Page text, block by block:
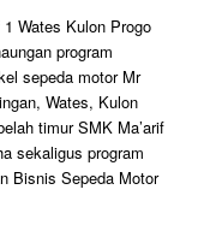
Wates Kulon Progo
program
sepeda motor Mr
Wates, Kulon
timur SMK Ma’arif
sekaligus program
Bisnis Sepeda Motor